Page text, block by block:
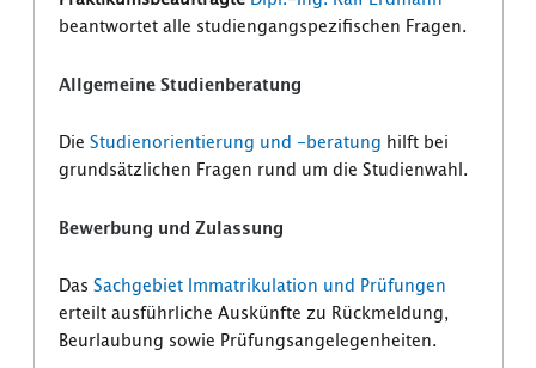
beantwortet alle studiengangspezifischen Fragen.
Allgemeine Studienberatung
Die Studienorientierung und -beratung hilft bei
grundsätzlichen Fragen rund um die Studienwahl.
Bewerbung und Zulassung
Das Sachgebiet Immatrikulation und Prüfungen
erteilt ausführliche Auskünfte zu Rückmeldung,
Beurlaubung sowie Prüfungsangelegenheiten.